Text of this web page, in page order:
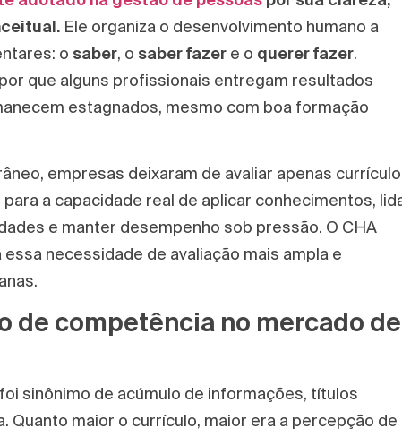
Ele organiza o desenvolvimento humano a
o saber, o saber fazere o querer fazer.
que alguns profissionais entregam resultados
estagnados, mesmo com boa formação
empresas deixaram de avaliar apenas
a capacidade real de aplicar conhecimentos,
e manter desempenho sob pressão. O CHA
necessidade de avaliação mais ampla e
de competência no mercado de
sinônimo de acúmulo de informações, títulos
Quanto maior o currículo, maior era a percepção de